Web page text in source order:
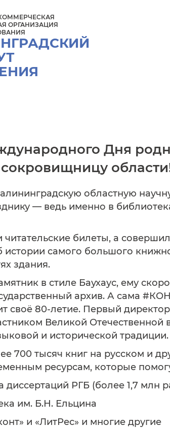
ОРГАНИЗАЦИЯ
Дня
области!
областную
— ведь именно в
читательские билеты, а
самого большого
здания.
в стиле Баухаус, ему
архив. А сама
своё 80-летие. Первый
Великой Отечественной
и исторической традиции.
700 тысяч книг на русском и
ресурсам, которые
диссертаций РГБ (более 1,7 млн
им. Б.Н. Ельцина
и «ЛитРес» и многие другие